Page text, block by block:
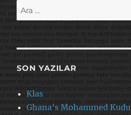
Ara:
SON YAZILAR
Klas
Ghana’s Mohammed